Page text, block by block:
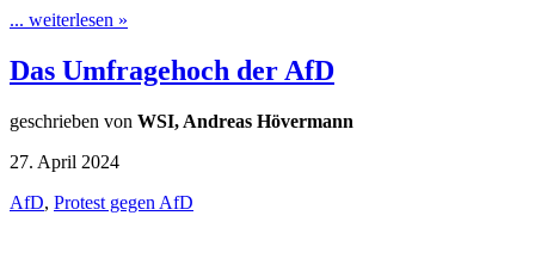
... weiterlesen »
Das Umfragehoch der AfD
geschrieben von WSI, Andreas Hövermann
27. April 2024
AfD, Protest gegen AfD